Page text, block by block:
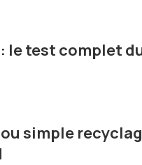
le test complet
simple